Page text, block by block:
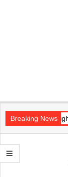
Navigation
Menu
Breaking News
«Ray of Light»